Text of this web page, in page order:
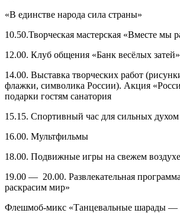
«В единстве народа сила страны»
10.50.Творческая мастерская «Вместе мы
12.00. Клуб общения «Банк весёлых затей»
14.00. Выставка творческих работ
флажки, символика России). Акция
подарки гостям санатория
15.15. Спортивный час для сильных духом
16.00. Мультфильмы
18.00. Подвижные игры на свежем воздухе
19.00 — 20.00. Развлекательная
раскрасим мир»
Флешмоб-микс «Танцевальные шарады —